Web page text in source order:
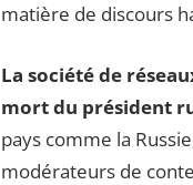
matière de discours
La société de
mort du président
pays comme la
modérateurs de